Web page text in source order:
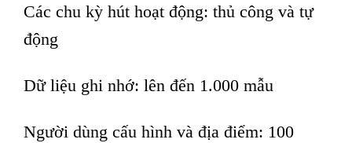
Các chu kỳ hút hoạt động: thủ công và tự
động
Dữ liệu ghi nhớ: lên đến 1.000 mẫu
Người dùng cấu hình và địa điểm: 100